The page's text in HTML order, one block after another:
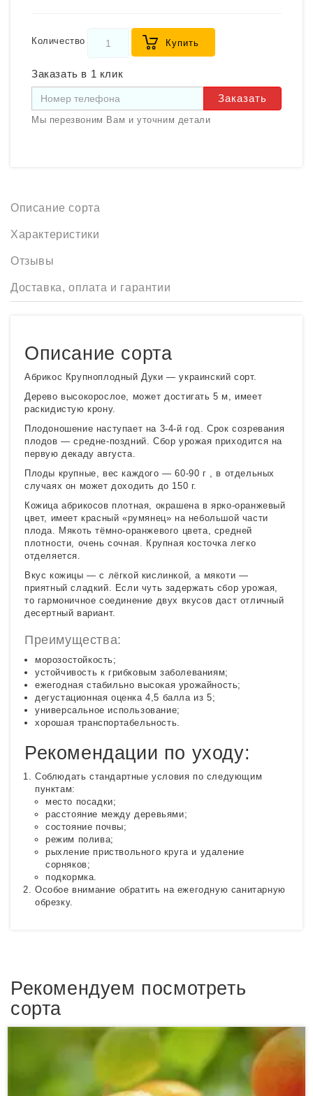
Количество Купить
Заказать в 1 клик
Заказать
Мы перезвоним Вам и уточним детали
Описание сорта
Характеристики
Отзывы
Доставка, оплата и гарантии
Описание сорта
Абрикос Крупноплодный Дуки — украинский сорт.
Дерево высокорослое, может достигать 5 м, имеет
раскидистую крону.
Плодоношение наступает на 3-4-й год. Срок созревания
плодов — средне-поздний. Сбор урожая приходится на
первую декаду августа.
Плоды крупные, вес каждого — 60-90 г , в отдельных
случаях он может доходить до 150 г.
Кожица абрикосов плотная, окрашена в ярко-оранжевый
цвет, имеет красный «румянец» на небольшой части
плода. Мякоть тёмно-оранжевого цвета, средней
плотности, очень сочная. Крупная косточка легко
отделяется.
Вкус кожицы — с лёгкой кислинкой, а мякоти —
приятный сладкий. Если чуть задержать сбор урожая,
то гармоничное соединение двух вкусов даст отличный
десертный вариант.
Преимущества:
морозостойкость;
устойчивость к грибковым заболеваниям;
ежегодная стабильно высокая урожайность;
дегустационная оценка 4,5 балла из 5;
универсальное использование;
хорошая транспортабельность.
Рекомендации по уходу:
Соблюдать стандартные условия по следующим
пунктам:
место посадки;
расстояние между деревьями;
состояние почвы;
режим полива;
рыхление приствольного круга и удаление
сорняков;
подкормка.
Особое внимание обратить на ежегодную санитарную
обрезку.
Рекомендуем посмотреть
сорта